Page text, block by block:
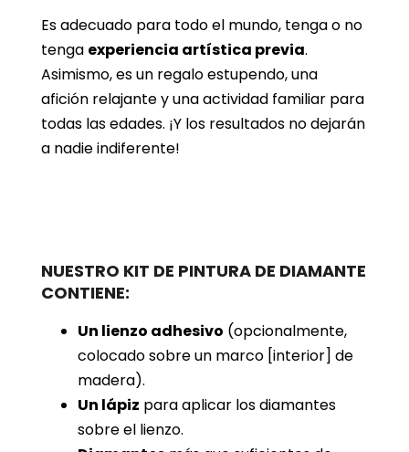
Es adecuado para todo el mundo, tenga o no
tenga experiencia artística previa.
Asimismo, es un regalo estupendo, una
afición relajante y una actividad familiar para
todas las edades. ¡Y los resultados no dejarán
a nadie indiferente!
NUESTRO KIT DE PINTURA DE DIAMANTE
CONTIENE:
Un lienzo adhesivo (opcionalmente,
colocado sobre un marco [interior] de
madera).
Un lápiz para aplicar los diamantes
sobre el lienzo.